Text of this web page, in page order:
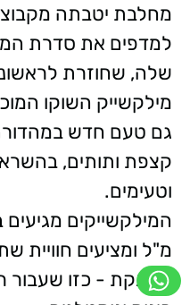
מחלבת יטבתה
למדפים את סדרת
מילקשייק השוקו
גם טעם חדש
קצפת ותותים,
וטעימים.
מ"ל ומציעים חוויית
ומפנקת - כזו שעבור